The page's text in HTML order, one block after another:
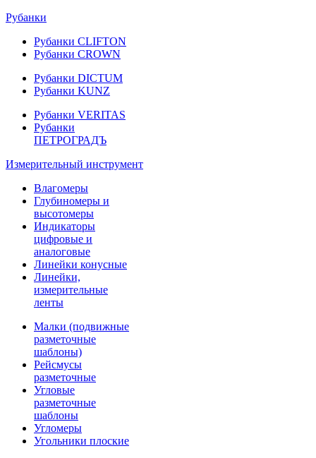
Рубанки
Рубанки CLIFTON
Рубанки CROWN
Рубанки DICTUM
Рубанки KUNZ
Рубанки VERITAS
Рубанки
ПЕТРОГРАДЪ
Измерительный инструмент
Влагомеры
Глубиномеры и
высотомеры
Индикаторы
цифровые и
аналоговые
Линейки конусные
Линейки,
измерительные
ленты
Малки (подвижные
разметочные
шаблоны)
Рейсмусы
разметочные
Угловые
разметочные
шаблоны
Угломеры
Угольники плоские